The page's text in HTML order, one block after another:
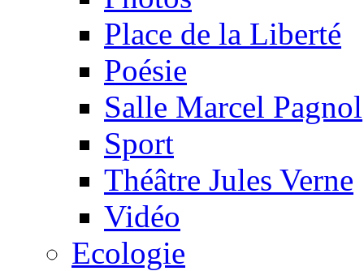
Place de la Liberté
Poésie
Salle Marcel Pagnol
Sport
Théâtre Jules Verne
Vidéo
Ecologie